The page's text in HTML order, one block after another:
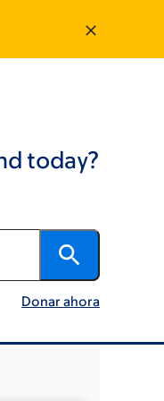
today?
Donar ahora